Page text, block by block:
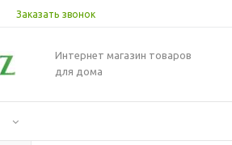
Заказать звонок
Интернет магазин товаров
для дома